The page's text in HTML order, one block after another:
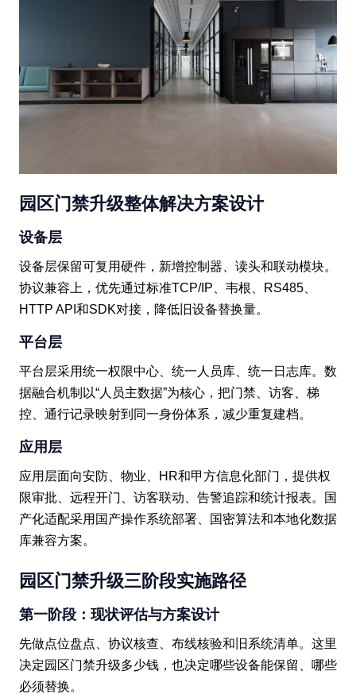
园区门禁升级整体解决方案设计
设备层
设备层保留可复用硬件，新增控制器、读头和联动模块。
协议兼容上，优先通过标准TCP/IP、韦根、RS485、
HTTP API和SDK对接，降低旧设备替换量。
平台层
平台层采用统一权限中心、统一人员库、统一日志库。数
据融合机制以“人员主数据”为核心，把门禁、访客、梯
控、通行记录映射到同一身份体系，减少重复建档。
应用层
应用层面向安防、物业、HR和甲方信息化部门，提供权
限审批、远程开门、访客联动、告警追踪和统计报表。国
产化适配采用国产操作系统部署、国密算法和本地化数据
库兼容方案。
园区门禁升级三阶段实施路径
第一阶段：现状评估与方案设计
先做点位盘点、协议核查、布线核验和旧系统清单。这里
决定园区门禁升级多少钱，也决定哪些设备能保留、哪些
必须替换。